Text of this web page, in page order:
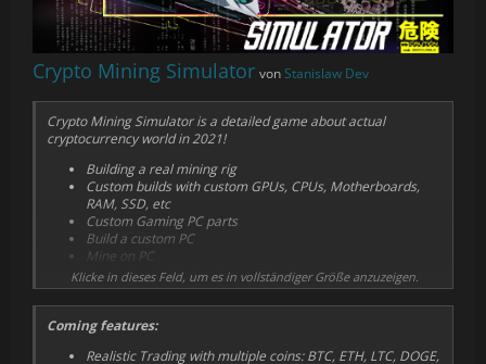
Crypto Mining Simulator vonStanislaw Dev
Crypto Mining Simulator is a detailed game about actual
cryptocurrency world in 2021!
Building a real mining rig
Custom builds with custom GPUs, CPUs, Motherboards,
RAM, SSD, etc
Custom Gaming PC parts
Build a custom PC
Mine on PC
Realistic mining algorithm and money earning
Realistic and detailed graphics
Room customization
Build a beautiful gaming room with mining farm
Building mechanics (Installing Motherboard, CPU, Fans,
Klicke in dieses Feld, um es in vollständiger Größe anzuzeigen.
Coming features:
Realistic Trading with multiple coins: BTC, ETH, LTC, DOGE,